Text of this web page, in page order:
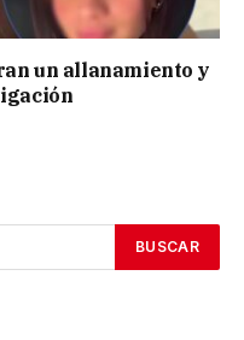
un allanamiento y